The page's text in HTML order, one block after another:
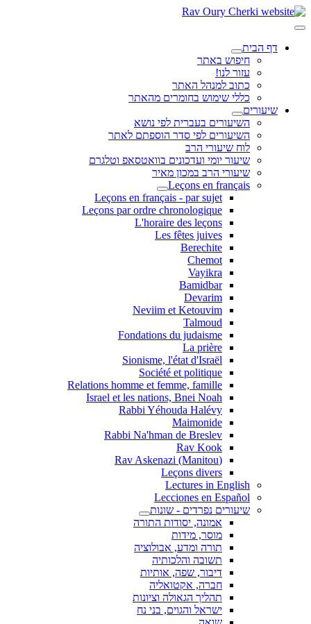
דף הבית
חיפוש באתר
עזור לנו!
כתוב למנהל האתר
כללי שימוש בחומרים מהאתר
שיעורים
השיעורים בעברית לפי נושא
השיעורים לפי סדר הוספתם לאתר
לוח שיעורי הרב
שיעור יומי ועדכונים בוואטסאפ וטלגרם
שיעורי הרב במכון מאיר
Leçons en français
Leçons en français - par sujet
Leçons par ordre chronologique
L'horaire des leçons
Les fêtes juives
Berechite
Chemot
Vayikra
Bamidbar
Devarim
Neviim et Ketouvim
Talmoud
Fondations du judaisme
La prière
Sionisme, l'état d'Israël
Société et politique
Relations homme et femme, famille
Israel et les nations, Bnei Noah
Rabbi Yéhouda Halévy
Maimonide
Rabbi Na'hman de Breslev
Rav Kook
(Rav Askenazi (Manitou
Leçons divers
Lectures in English
Lecciones en Español
שיעורים נפרדים - שונות
אמונה, יסודות התורה
מוסר, מידות
תורה ומדע, אבולוציה
תשובה והלכותיה
דיבור, שפה, אותיות
חברה, אקטואליה
תהליך הגאולה וציונות
ישראל והגוים, בני נח